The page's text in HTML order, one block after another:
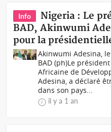
Info
Nigeria : Le
BAD, Akinwumi
pour la
Akinwumi Adesina,
BAD (ph)Le
Africaine de
Adesina, a déclaré
dans son pays...
il y a 1 an